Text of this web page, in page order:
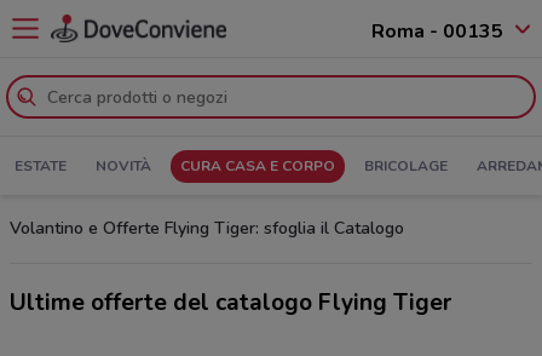
Roma - 00135
ESTATE NOVITÀ CURA CASA E CORPO BRICOLAGE
Volantino e Offerte Flying Tiger: sfoglia il Catalogo
Ultime offerte del catalogo Flying Tiger